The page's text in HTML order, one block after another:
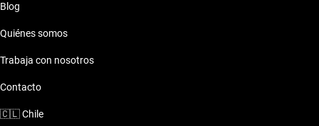
Blog
Quiénes somos
Trabaja con nosotros
Contacto
🇨🇱Chile